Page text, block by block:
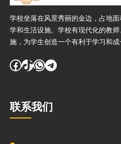
学校坐落在风景秀丽的金边，占地
学和生活设施。学校有现代化的教
施，为学生创造一个有利于学习和成
Facebook TikTok WhatsApp Telegram
联系我们